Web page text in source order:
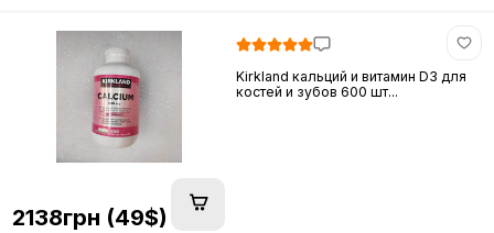
Kirkland кальций и витамин D3 для
костей и зубов 600 шт...
2138грн (49$)